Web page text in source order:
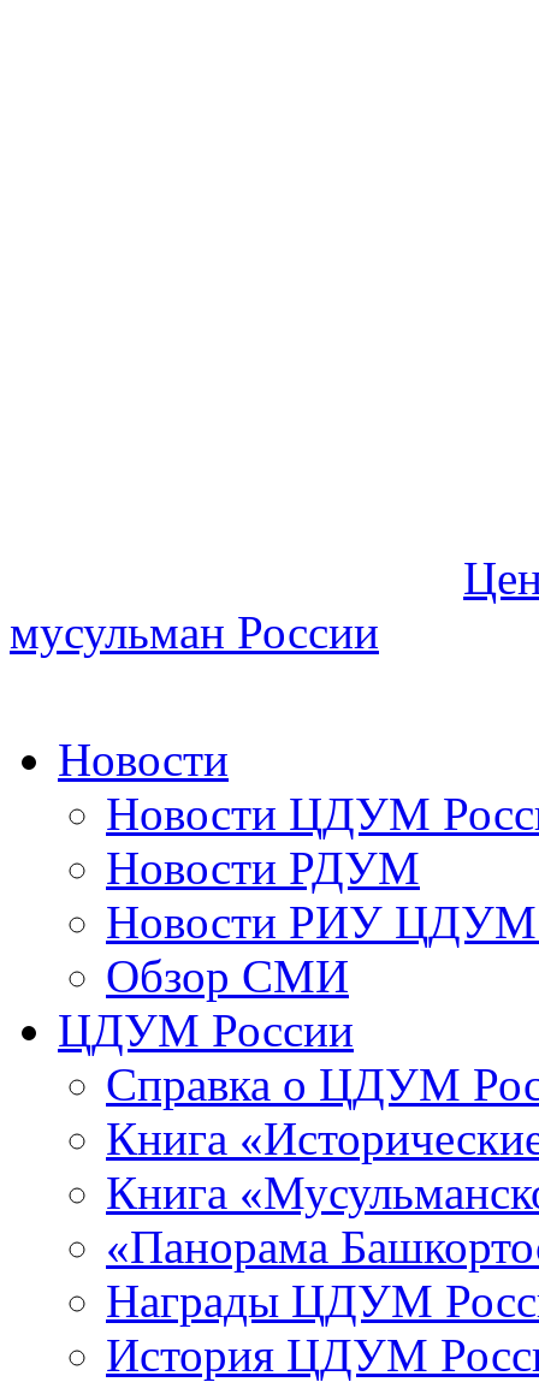
мусульман России
Новости
Новости ЦДУМ
Новости РДУМ
Новости РИУ ЦДУМ
Обзор СМИ
ЦДУМ России
Справка о ЦДУМ
Книга
Книга
«Панорама
Награды ЦДУМ
История ЦДУМ